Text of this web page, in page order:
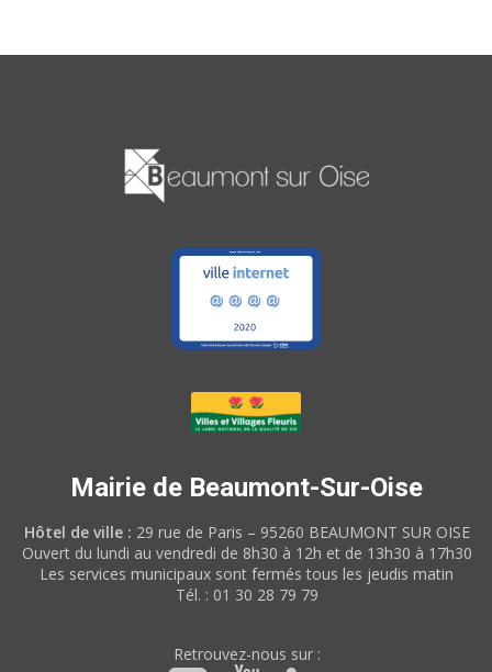
Mairie de Beaumont-Sur-Oise
Hôtel de ville : 29 rue de Paris – 95260 BEAUMONT SUR OISE
Ouvert du lundi au vendredi de 8h30 à 12h et de 13h30 à 17h30
Les services municipaux sont fermés tous les jeudis matin
Tél. : 01 30 28 79 79
Retrouvez-nous sur :